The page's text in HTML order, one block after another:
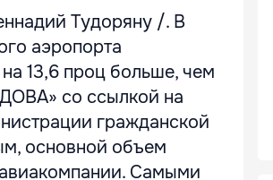
Тудоряну /. В
аэропорта
13,6 проц больше, чем
со ссылкой на
гражданской
основной объем
Самыми